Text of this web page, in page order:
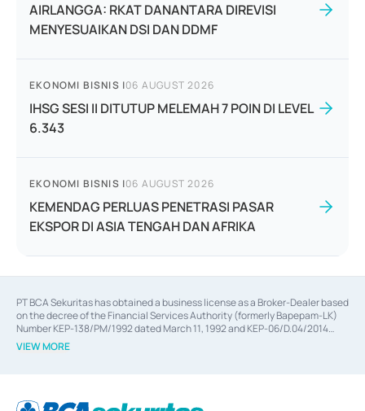
AIRLANGGA: RKAT DANANTARA DIREVISI
MENYESUAIKAN DSI DAN DDMF
EKONOMI BISNIS |06 AUGUST 2026
IHSG SESI II DITUTUP MELEMAH 7 POIN DI LEVEL
6.343
EKONOMI BISNIS |06 AUGUST 2026
KEMENDAG PERLUAS PENETRASI PASAR
EKSPOR DI ASIA TENGAH DAN AFRIKA
PT BCA Sekuritas has obtained a business license as a Broker-Dealer based
on the decree of the Financial Services Authority (formerly Bapepam-LK)
Number KEP-138/PM/1992 dated March 11, 1992 and KEP-06/D.04/2014
dated February 28, 2014, a business license as an Underwriter based on the
decree of the Financial Services Authority Number KEP-12/PM/PEE/1997
Financial Services Authority Number S-67/PM.21/2014 dated February 28,
VIEW MORE